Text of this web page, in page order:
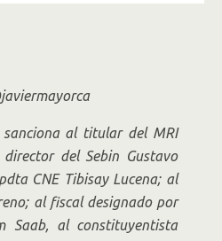
sanciona al titular del MRI
del Sebin Gustavo
CNE Tibisay Lucena; al
al fiscal designado por
Saab, al constituyentista